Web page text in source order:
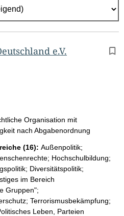
e.V.
Organisation mit
nach Abgabenordnung
(16): Außenpolitik;
Hochschulbildung;
Diversitätspolitik;
im Bereich
Gruppen";
Terrorismusbekämpfung;
Leben, Parteien